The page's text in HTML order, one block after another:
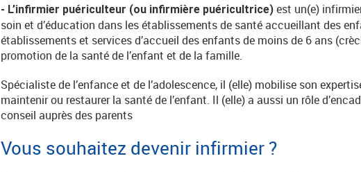
- L’infirmier puériculteur (ou infirmière puéricultrice) est un(e)
soin et d’éducation dans les établissements de santé accueillant des
établissements et services d’accueil des enfants de moins de 6 ans
promotion de la santé de l’enfant et de la famille.
Spécialiste de l’enfance et de l’adolescence, il (elle) mobilise son
maintenir ou restaurer la santé de l’enfant. Il (elle) a aussi un rôle
conseil auprès des parents
Vous souhaitez devenir infirmier ?